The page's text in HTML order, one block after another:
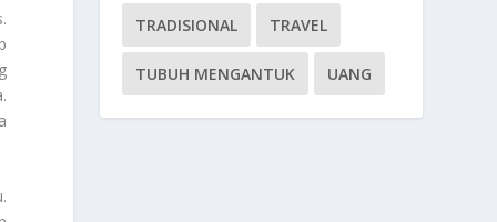
TRADISIONAL TRAVEL
TUBUH MENGANTUK UANG